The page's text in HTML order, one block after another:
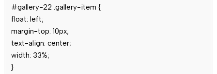
#gallery-22 .gallery-item {
float: left;
margin-top: 10px;
text-align: center;
width: 33%;
}